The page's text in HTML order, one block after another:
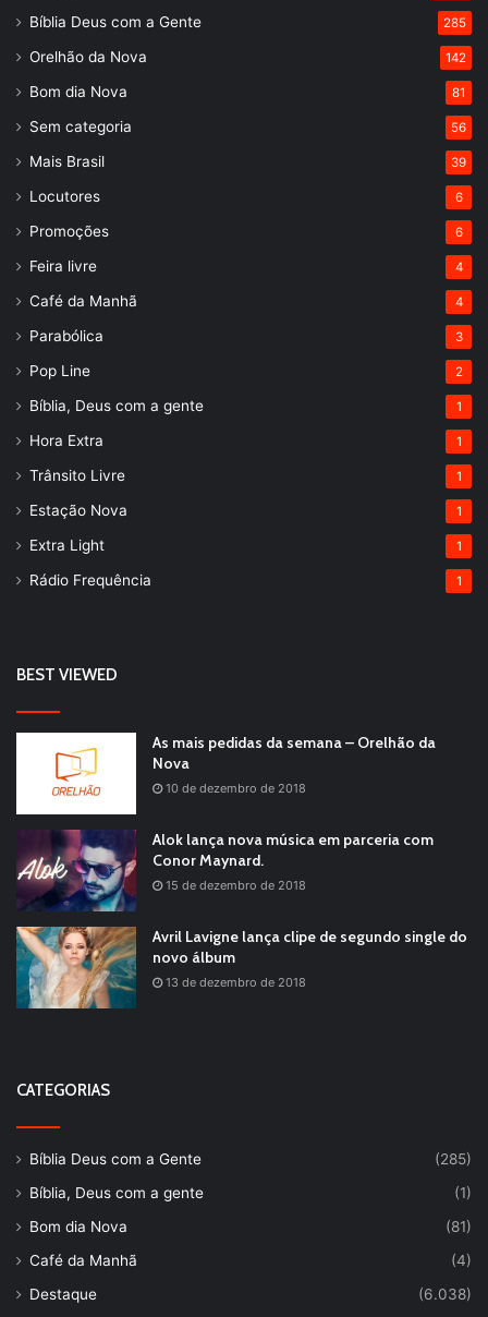
Bíblia Deus com a Gente 285
Orelhão da Nova 142
Bom dia Nova 81
Sem categoria 56
Mais Brasil 39
Locutores 6
Promoções 6
Feira livre 4
Café da Manhã 4
Parabólica 3
Pop Line 2
Bíblia, Deus com a gente 1
Hora Extra 1
Trânsito Livre 1
Estação Nova 1
Extra Light 1
Rádio Frequência 1
BEST VIEWED
As mais pedidas da semana – Orelhão da
Nova
10 de dezembro de 2018
Alok lança nova música em parceria com
Conor Maynard.
15 de dezembro de 2018
Avril Lavigne lança clipe de segundo single do
novo álbum
13 de dezembro de 2018
CATEGORIAS
Bíblia Deus com a Gente
(285)
Bíblia, Deus com a gente
(1)
Bom dia Nova
(81)
Café da Manhã
(4)
Destaque
(6.038)